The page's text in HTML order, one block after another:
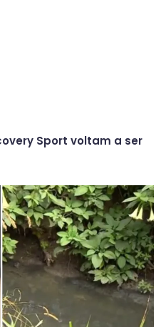
Sport voltam a ser